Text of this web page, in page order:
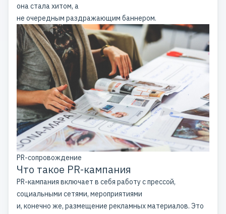
она стала хитом, а
не очередным раздражающим баннером.
PR-сопровождение
Что такое PR-кампания
PR-кампания включает в себя работу с прессой,
социальными сетями, мероприятиями
и, конечно же, размещение рекламных материалов. Это